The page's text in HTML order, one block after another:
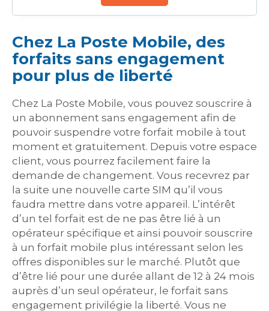
Chez La Poste Mobile, des
forfaits sans engagement
pour plus de liberté
Chez La Poste Mobile, vous pouvez souscrire à
un abonnement sans engagement afin de
pouvoir suspendre votre forfait mobile à tout
moment et gratuitement. Depuis votre espace
client, vous pourrez facilement faire la
demande de changement. Vous recevrez par
la suite une nouvelle carte SIM qu’il vous
faudra mettre dans votre appareil. L’intérêt
d’un tel forfait est de ne pas être lié à un
opérateur spécifique et ainsi pouvoir souscrire
à un forfait mobile plus intéressant selon les
offres disponibles sur le marché. Plutôt que
d’être lié pour une durée allant de 12 à 24 mois
auprès d’un seul opérateur, le forfait sans
engagement privilégie la liberté. Vous ne